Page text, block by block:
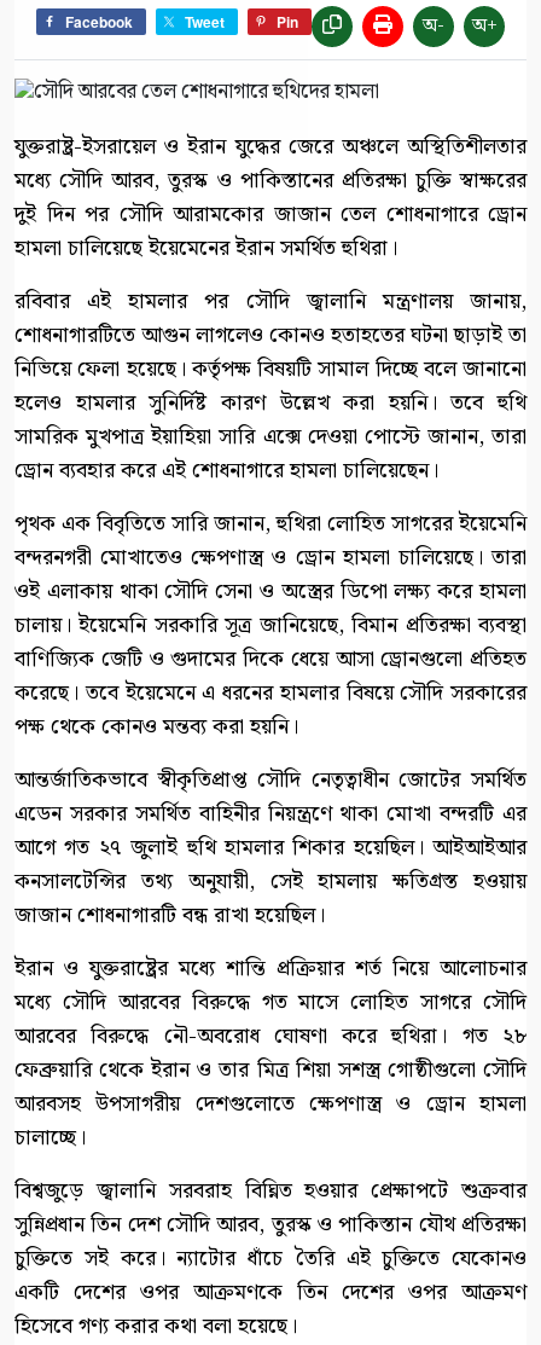
Facebook Tweet Pin অ- অ+
যুক্তরাষ্ট্র-ইসরায়েল ও ইরান যুদ্ধের জেরে অঞ্চলে অস্থিতিশীলতার
মধ্যে সৌদি আরব, তুরস্ক ও পাকিস্তানের প্রতিরক্ষা চুক্তি স্বাক্ষরের
দুই দিন পর সৌদি আরামকোর জাজান তেল শোধনাগারে ড্রোন
হামলা চালিয়েছে ইয়েমেনের ইরান সমর্থিত হুথিরা।
রবিবার এই হামলার পর সৌদি জ্বালানি মন্ত্রণালয় জানায়,
শোধনাগারটিতে আগুন লাগলেও কোনও হতাহতের ঘটনা ছাড়াই তা
নিভিয়ে ফেলা হয়েছে। কর্তৃপক্ষ বিষয়টি সামাল দিচ্ছে বলে জানানো
হলেও হামলার সুনির্দিষ্ট কারণ উল্লেখ করা হয়নি। তবে হুথি
সামরিক মুখপাত্র ইয়াহিয়া সারি এক্সে দেওয়া পোস্টে জানান, তারা
ড্রোন ব্যবহার করে এই শোধনাগারে হামলা চালিয়েছেন।
পৃথক এক বিবৃতিতে সারি জানান, হুথিরা লোহিত সাগরের ইয়েমেনি
বন্দরনগরী মোখাতেও ক্ষেপণাস্ত্র ও ড্রোন হামলা চালিয়েছে। তারা
ওই এলাকায় থাকা সৌদি সেনা ও অস্ত্রের ডিপো লক্ষ্য করে হামলা
চালায়। ইয়েমেনি সরকারি সূত্র জানিয়েছে, বিমান প্রতিরক্ষা ব্যবস্থা
বাণিজ্যিক জেটি ও গুদামের দিকে ধেয়ে আসা ড্রোনগুলো প্রতিহত
করেছে। তবে ইয়েমেনে এ ধরনের হামলার বিষয়ে সৌদি সরকারের
পক্ষ থেকে কোনও মন্তব্য করা হয়নি।
আন্তর্জাতিকভাবে স্বীকৃতিপ্রাপ্ত সৌদি নেতৃত্বাধীন জোটের সমর্থিত
এডেন সরকার সমর্থিত বাহিনীর নিয়ন্ত্রণে থাকা মোখা বন্দরটি এর
আগে গত ২৭ জুলাই হুথি হামলার শিকার হয়েছিল। আইআইআর
কনসালটেন্সির তথ্য অনুযায়ী, সেই হামলায় ক্ষতিগ্রস্ত হওয়ায়
জাজান শোধনাগারটি বন্ধ রাখা হয়েছিল।
ইরান ও যুক্তরাষ্ট্রের মধ্যে শান্তি প্রক্রিয়ার শর্ত নিয়ে আলোচনার
মধ্যে সৌদি আরবের বিরুদ্ধে গত মাসে লোহিত সাগরে সৌদি
আরবের বিরুদ্ধে নৌ-অবরোধ ঘোষণা করে হুথিরা। গত ২৮
ফেব্রুয়ারি থেকে ইরান ও তার মিত্র শিয়া সশস্ত্র গোষ্ঠীগুলো সৌদি
আরবসহ উপসাগরীয় দেশগুলোতে ক্ষেপণাস্ত্র ও ড্রোন হামলা
চালাচ্ছে।
বিশ্বজুড়ে জ্বালানি সরবরাহ বিঘ্নিত হওয়ার প্রেক্ষাপটে শুক্রবার
সুন্নিপ্রধান তিন দেশ সৌদি আরব, তুরস্ক ও পাকিস্তান যৌথ প্রতিরক্ষা
চুক্তিতে সই করে। ন্যাটোর ধাঁচে তৈরি এই চুক্তিতে যেকোনও
একটি দেশের ওপর আক্রমণকে তিন দেশের ওপর আক্রমণ
হিসেবে গণ্য করার কথা বলা হয়েছে।